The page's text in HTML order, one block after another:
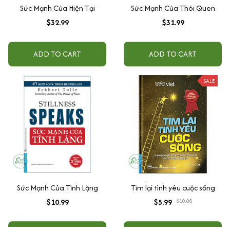
Sức Mạnh Của Hiện Tại
$32.99
ADD TO CART
Sức Mạnh Của Thói Quen
$31.99
ADD TO CART
Sức Mạnh Của Tĩnh Lặng
$10.99
SALE
Tìm lại tình yêu cuộc sống
$5.99 $10.00